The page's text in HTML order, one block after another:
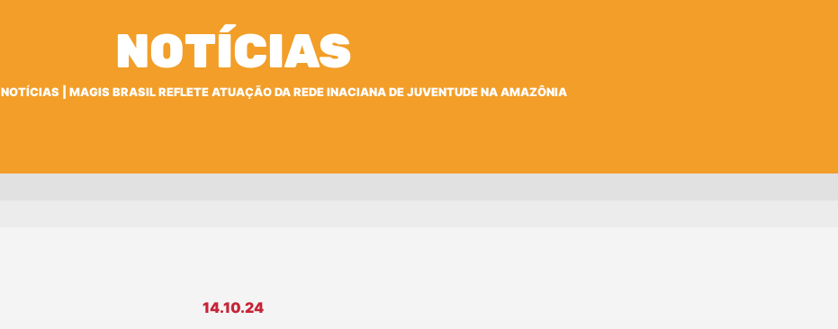
NOTÍCIAS
NOTÍCIAS MAGIS BRASIL REFLETE ATUAÇÃO DA REDE INACIANA DE JUVENTUDE NA AMAZÔNIA
14.10.24